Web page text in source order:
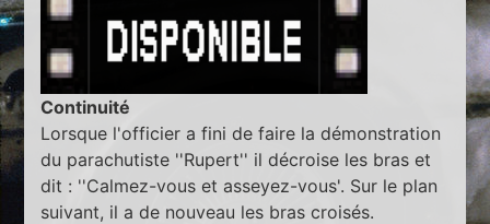
Continuité
Lorsque l'officier a fini de faire la démonstration
du parachutiste ''Rupert'' il décroise les bras et
dit : ''Calmez-vous et asseyez-vous'. Sur le plan
suivant, il a de nouveau les bras croisés.